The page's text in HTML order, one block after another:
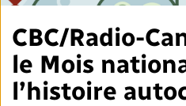
Normes et pratiques
Répertoire des médias locaux
VOTRE CBC/RADIO-CANADA
Notre valeur
VISION
CBC/Radio-
le Mois
l’histoire